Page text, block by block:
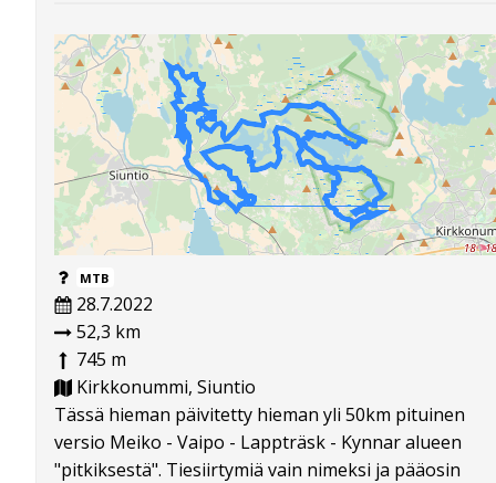
MTB
28.7.2022
52,3 km
745 m
Kirkkonummi, Siuntio
Tässä hieman päivitetty hieman yli 50km pituinen
versio Meiko - Vaipo - Lappträsk - Kynnar alueen
"pitkiksestä". Tiesiirtymiä vain nimeksi ja pääosin